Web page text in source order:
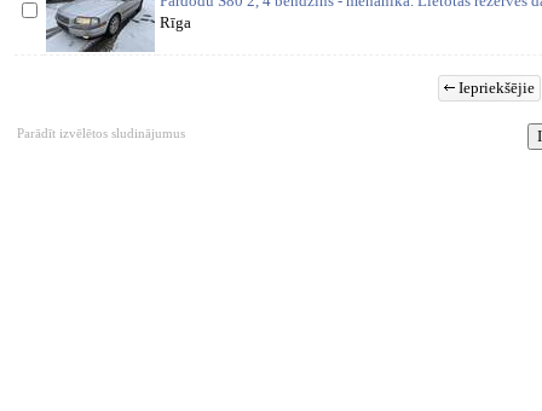
Rīga
Iepriekšējie
Parādīt izvēlētos sludinājumus